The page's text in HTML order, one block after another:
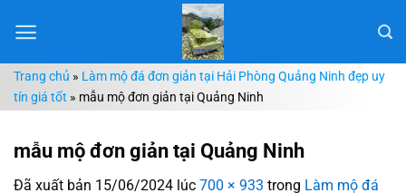
đến
dungTrang chủ » Làm mộ đá đơn giản tại Hải Phòng Quảng Ninh đẹp uy
tín giá tốt » mẫu mộ đơn giản tại Quảng Ninh
mẫu mộ đơn giản tại Quảng Ninh
Đã xuất bản 15/06/2024 lúc 700 × 933 trong Làm mộ đá